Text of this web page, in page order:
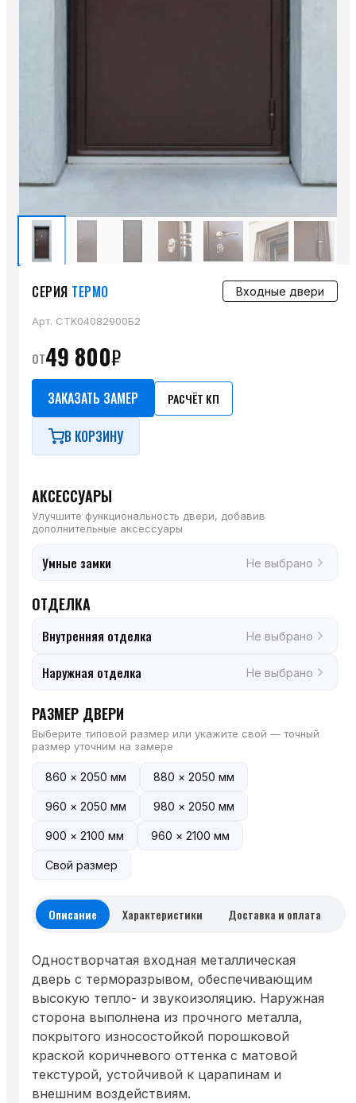
СЕРИЯ ТЕРМО Входные двери
Арт. CTK04082900Б2
от49 800₽
ЗАКАЗАТЬ ЗАМЕР РАСЧЁТ КП
В КОРЗИНУ
АКСЕССУАРЫ
Улучшите функциональность двери, добавив
дополнительные аксессуары
Умные замки Не выбрано
ОТДЕЛКА
Внутренняя отделка Не выбрано
Наружная отделка Не выбрано
РАЗМЕР ДВЕРИ
Выберите типовой размер или укажите свой — точный
размер уточним на замере
860 × 2050 мм 880 × 2050 мм
960 × 2050 мм 980 × 2050 мм
900 × 2100 мм 960 × 2100 мм
Свой размер
Описание Характеристики Доставка и оплата
Одностворчатая входная металлическая
дверь с терморазрывом, обеспечивающим
высокую тепло- и звукоизоляцию. Наружная
сторона выполнена из прочного металла,
покрытого износостойкой порошковой
краской коричневого оттенка с матовой
текстурой, устойчивой к царапинам и
внешним воздействиям.